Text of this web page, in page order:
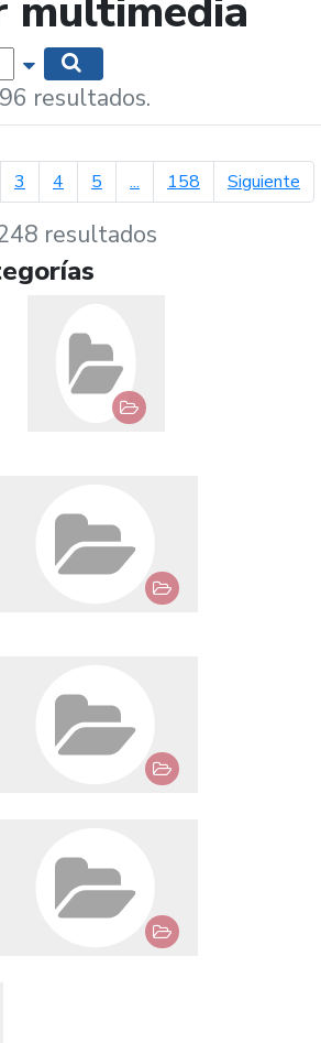
multimedia
Mostrar opciones de búsqueda
resultados.
3 4 5 ... 158 Siguiente
resultados